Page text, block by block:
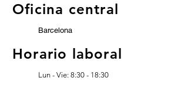
Oficina central
Barcelona
Horario laboral
Lun - Vie: 8:30 - 18:30